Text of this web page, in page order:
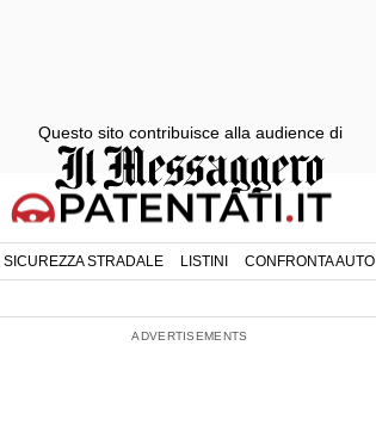
SICUREZZA STRADALE LISTINI CONFRONTA AUTO
Questo sito contribuisce alla audience di